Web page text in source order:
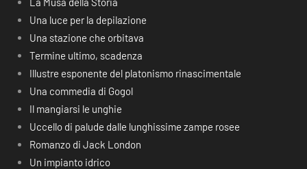
Una luce per la depilazione
Una stazione che orbitava
Termine ultimo, scadenza
Illustre esponente del platonismo rinascimentale
Una commedia di Gogol
Il mangiarsi le unghie
Uccello di palude dalle lunghissime zampe rosee
Romanzo di Jack London
Un impianto idrico